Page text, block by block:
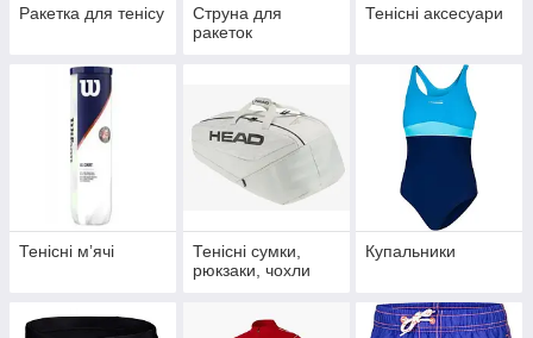
Ракетка для тенісу
Струна для
ракеток
Тенісні аксесуари
Тенісні мʼячі
Тенісні сумки,
рюкзаки, чохли
Купальники